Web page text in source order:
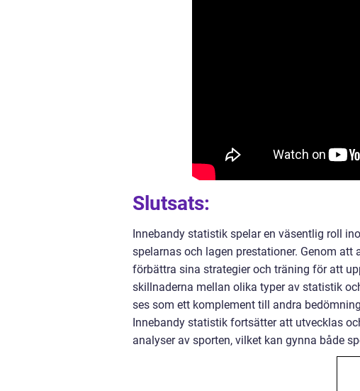
Slutsats:
Innebandy statistik spelar en väsentlig roll
spelarnas och lagen prestationer. Genom
förbättra sina strategier och träning för att
skillnaderna mellan olika typer av statistik
ses som ett komplement till andra
Innebandy statistik fortsätter att utvecklas
analyser av sporten, vilket kan gynna både